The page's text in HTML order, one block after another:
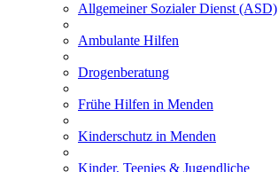
Allgemeiner Sozialer Dienst (ASD)
Ambulante Hilfen
Drogenberatung
Frühe Hilfen in Menden
Kinderschutz in Menden
Kinder, Teenies & Jugendliche